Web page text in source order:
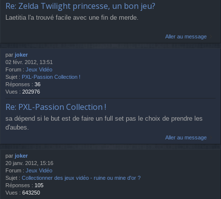
Re: Zelda Twilight princesse, un bon jeu?
Laetitia l'a trouvé facile avec une fin de merde.
Aller au message
par joker
02 févr. 2012, 13:51
Forum : Jeux Vidéo
Sujet : PXL-Passion Collection !
Réponses : 36
Vues : 202976
Re: PXL-Passion Collection !
sa dépend si le but est de faire un full set pas le choix de prendre les
d'aubes.
Aller au message
par joker
20 janv. 2012, 15:16
Forum : Jeux Vidéo
Sujet : Collectionner des jeux vidéo - ruine ou mine d'or ?
Réponses : 105
Vues : 643250